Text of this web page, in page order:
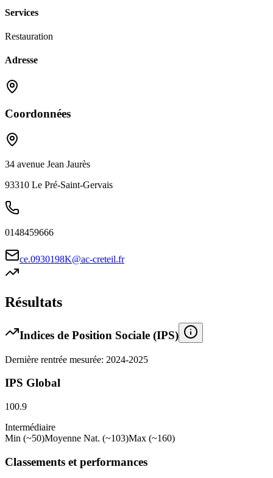
Services
Restauration
Adresse
Coordonnées
34 avenue Jean Jaurès
93310 Le Pré-Saint-Gervais
0148459666
ce.0930198K@ac-creteil.fr
Résultats
Indices de Position Sociale (IPS)
Dernière rentrée mesurée: 2024-2025
IPS Global
100.9
Intermédiaire
Min (~50)Moyenne Nat. (~103)Max (~160)
Classements et performances